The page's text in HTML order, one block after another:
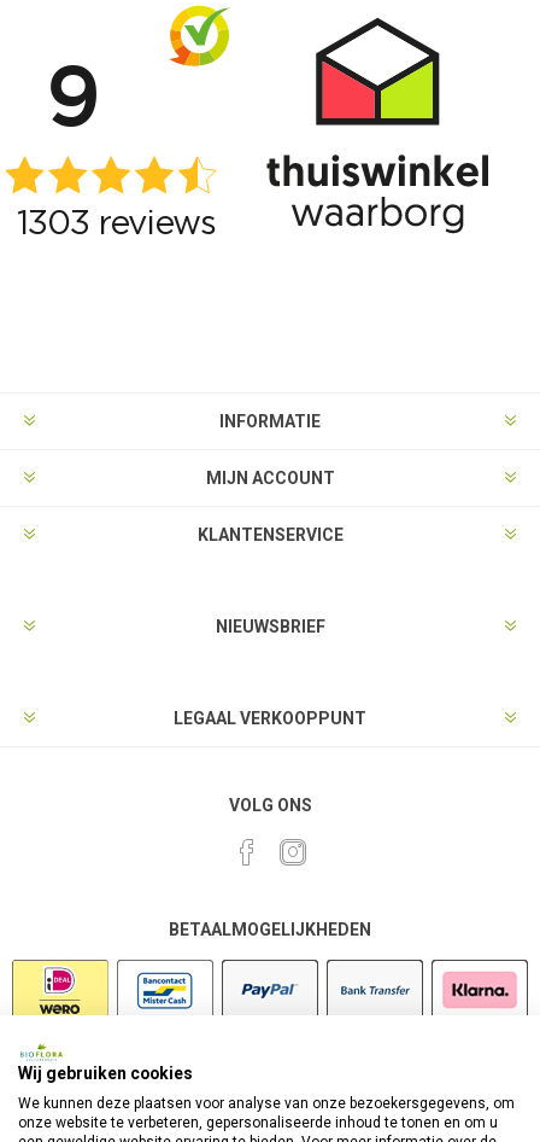
INFORMATIE
MIJN ACCOUNT
KLANTENSERVICE
NIEUWSBRIEF
LEGAAL VERKOOPPUNT
VOLG ONS
BETAALMOGELIJKHEDEN
Wij gebruiken cookies
We kunnen deze plaatsen voor analyse van onze bezoekersgegevens, om
onze website te verbeteren, gepersonaliseerde inhoud te tonen en om u